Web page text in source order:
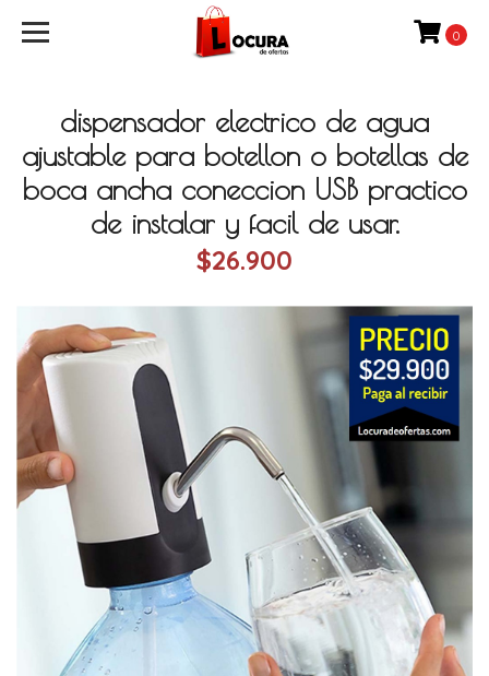
0
dispensador electrico de agua
ajustable para botellon o botellas de
boca ancha coneccion USB practico
de instalar y facil de usar.
$26.900